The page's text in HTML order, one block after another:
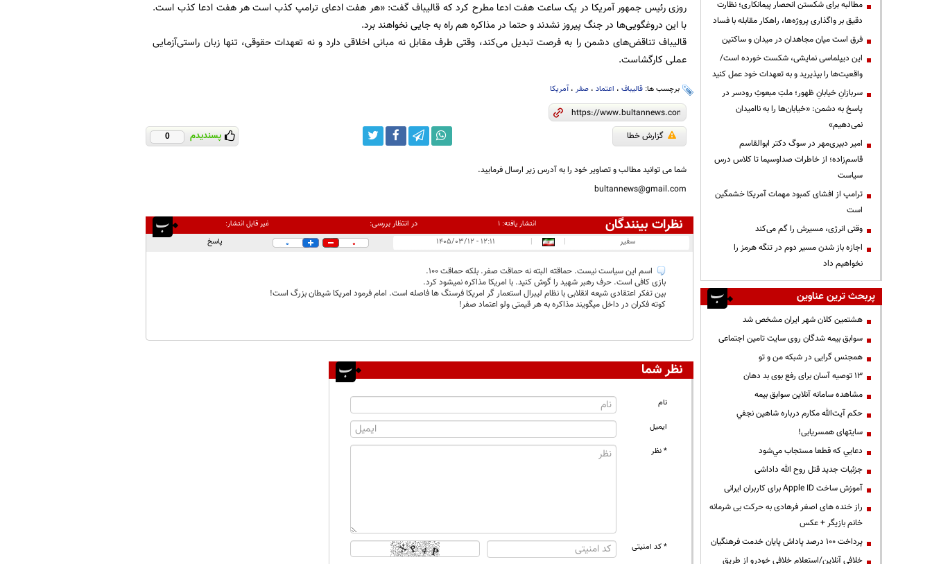
روزی رئیس جمهور آمریکا در یک ساعت هفت ادعا مطرح کرد که قالیباف گفت: «هر هفت ادعای ترامپ کذب است هر هفت ادعا کذب است.
با این دروغگویی‌ها در جنگ پیروز نشدند و حتما در مذاکره هم راه به جایی نخواهند برد.
قالیباف تناقض‌های دشمن را به فرصت تبدیل می‌کند، وقتی طرف مقابل نه مبانی اخلاقی دارد و نه تعهدات حقوقی، تنها زبان راستی‌آزمایی
عملی کارگشاست.
برچسب ها: قالیباف، اعتماد، صفر،آمریکا
گزارش خطا پسندیدم 0
شما می توانید مطالب و تصاویر خود را به آدرس زیر ارسال فرمایید.
bultannews@gmail.com
نظرات بینندگان انتشار یافته:۱ در انتظار بررسی: غیر قابل انتشار:
سفیر |
| ۱۲:۱۱ - ۱۴۰۵/۰۳/۱۲ 0
0 پاسخ
اسم این سیاست نیست. حماقته البته نه حماقت صفر. بلکه حماقت 100.
بازی کافی است. حرف رهبر شهید را گوش کنید. با امریکا مذاکره نمیشود کرد.
بین تفکر اعتقادی شیعه انقلابی با نظام لیبرال استعمار گر امریکا فرسنگ ها فاصله است. امام فرمود امریکا شیطان بزرگ است!
کوته فکران در داخل میگویند مذاکره به هر قیمتی ولو اعتماد صفر!
نظر شما
نام
ایمیل
* نظر
* کد امنیتی
مطالبه برای شکستن انحصار پیمانکاری؛ نظارت
دقیق بر واگذاری پروژه‌ها، راهکار مقابله با فساد
فرق است میان مجاهدان در میدان و ساکتین
این دیپلماسی نمایشی، شکست خورده است/
واقعیت‌ها را بپذیرید و به تعهدات خود عمل کنید
سربازانِ خیابانِ ظهور؛ ملتِ مبعوثِ رودسر در
پاسخ به دشمن: «خیابان‌ها را به ناامیدان
نمی‌دهیم»
امیر دبیری‌مهر در سوگ دکتر ابوالقاسم
قاسم‌زاده؛ از خاطرات صداوسیما تا کلاس درس
سیاست
ترامپ از افشای کمبود مهمات آمریکا خشمگین
است
وقتی انرژی، مسیرش را گم می‌کند
اجازه باز شدن مسیر دوم در تنگه هرمز را
نخواهیم داد
پربحث ترین عناوین
هشتمین کلان شهر ایران مشخص شد
سوابق بیمه شدگان روی سایت تامین اجتماعی
همجنس گرایی در شبکه من و تو
13 توصیه آسان برای رفع بوی بد دهان
مشاهده سامانه آنلاين سوابق بیمه
حكم آيت‌الله مكارم درباره شاهين نجفي
سایتهای همسریابی!
دعايي كه قطعا مستجاب مي‌شود
جزئیات جدید قتل روح الله داداشی
آموزش ساخت Apple ID برای کاربران ایرانی
راز خنده های اصغر فرهادی به حرکت بی شرمانه
خانم بازیگر + عکس
پرداخت ۱۰۰ درصد پاداش پایان خدمت فرهنگیان
خلافی آنلاین/استعلام خلافی خودرو از طریق